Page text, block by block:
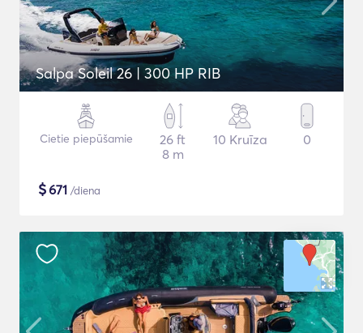
Salpa Soleil 26 | 300 HP RIB
Cietie piepūšamie
26 ft
8 m
10 Kruīza 0
$671 /diena